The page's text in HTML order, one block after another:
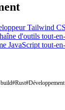
Tailwind
d'outils tout-
JavaScript tout-
#Rust#